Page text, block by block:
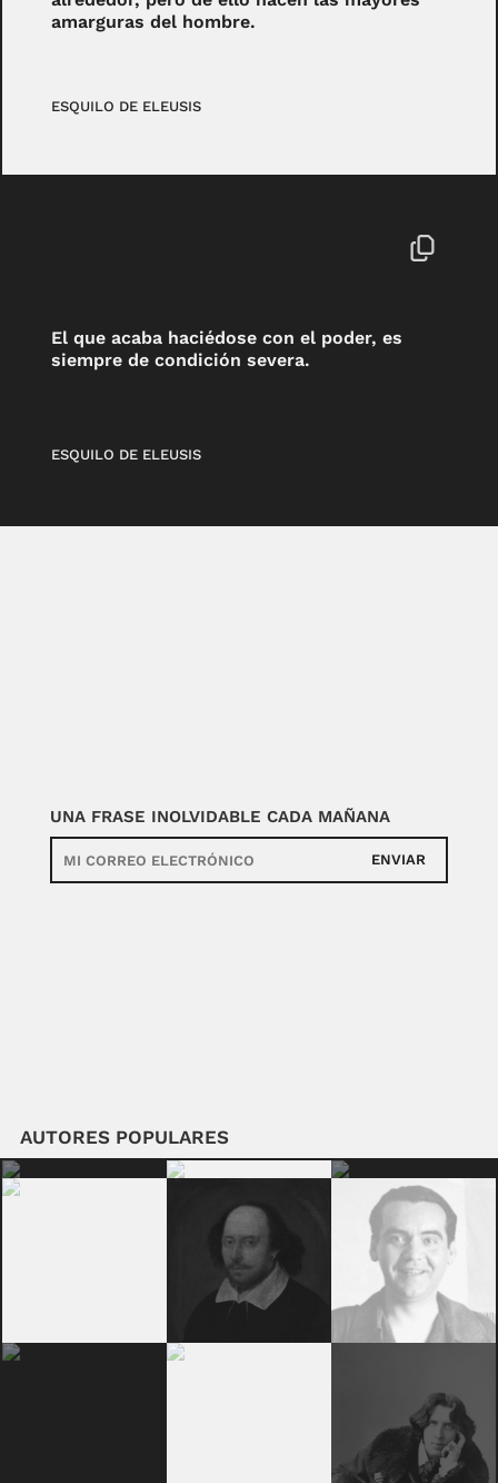
amarguras del hombre.
ESQUILO DE ELEUSIS
El que acaba haciédose con el poder, es
siempre de condición severa.
ESQUILO DE ELEUSIS
UNA FRASE INOLVIDABLE CADA MAÑANA
ENVIAR
AUTORES POPULARES